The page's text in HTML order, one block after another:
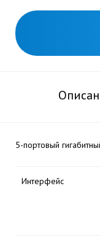
5-портовый
Интерфейс